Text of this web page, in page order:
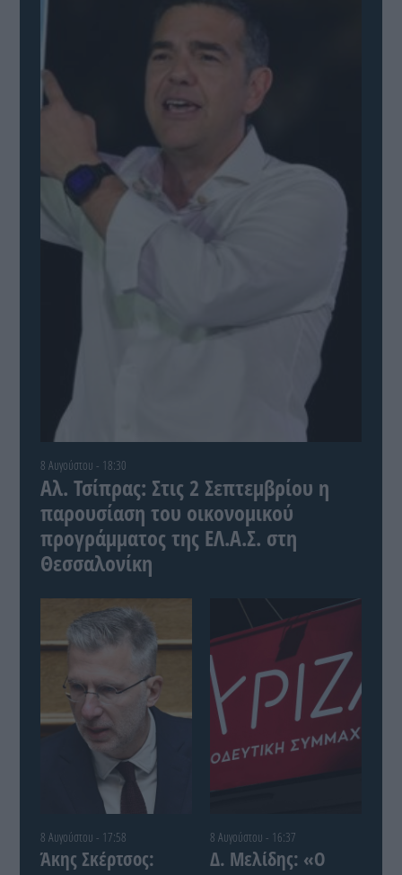
8 Αυγούστου - 18:30
Αλ. Τσίπρας: Στις 2 Σεπτεμβρίου η
παρουσίαση του οικονομικού
προγράμματος της ΕΛ.Α.Σ. στη
Θεσσαλονίκη
8 Αυγούστου - 17:58
Άκης Σκέρτσος:
8 Αυγούστου - 16:37
Δ. Μελίδης: «Ο